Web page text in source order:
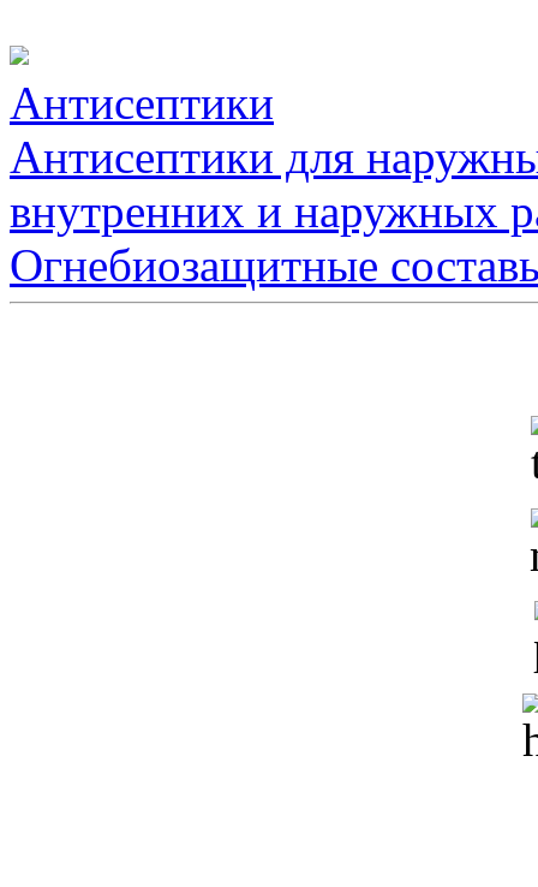
Антисептики
Антисептики для
внутренних и наружных
Огнебиозащитные